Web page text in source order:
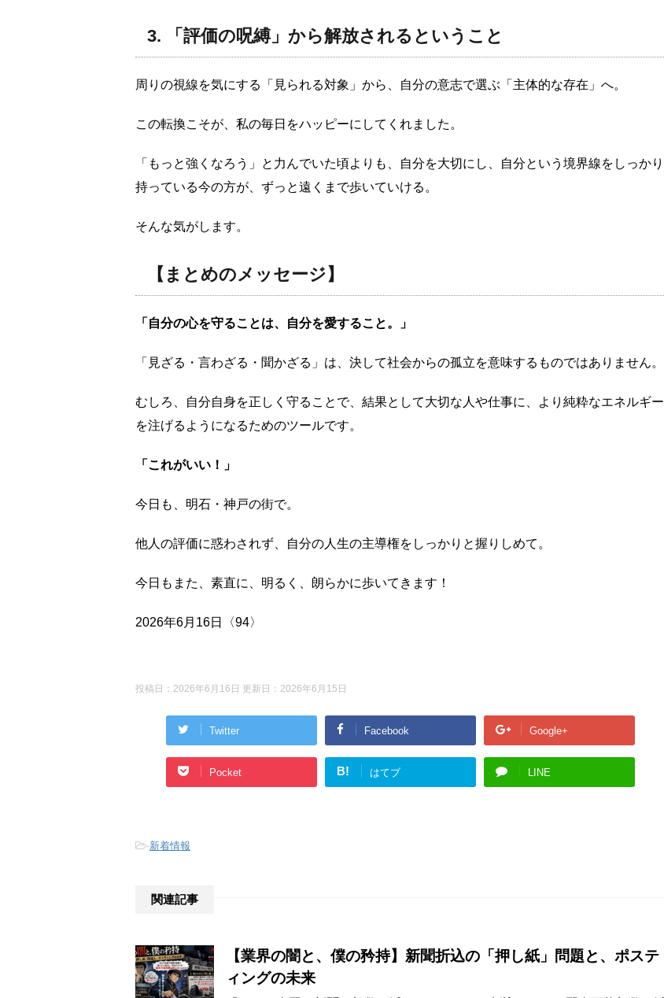
3. 「評価の呪縛」から解放されるということ
周りの視線を気にする「見られる対象」から、自分の意志で選ぶ「主体的な存在」へ。
この転換こそが、私の毎日をハッピーにしてくれました。
「もっと強くなろう」と力んでいた頃よりも、自分を大切にし、自分という境界線をしっかり
持っている今の方が、ずっと遠くまで歩いていける。
そんな気がします。
【まとめのメッセージ】
「自分の心を守ることは、自分を愛すること。」
「見ざる・言わざる・聞かざる」は、決して社会からの孤立を意味するものではありません。
むしろ、自分自身を正しく守ることで、結果として大切な人や仕事に、より純粋なエネルギー
を注げるようになるためのツールです。
「これがいい！」
今日も、明石・神戸の街で。
他人の評価に惑わされず、自分の人生の主導権をしっかりと握りしめて。
今日もまた、素直に、明るく、朗らかに歩いてきます！
2026年6月16日〈94〉
投稿日：2026年6月16日 更新日： 2026年6月15日
Twitter Facebook Google+
Pocket B! はてブ LINE
-新着情報
関連記事
【業界の闇と、僕の矜持】新聞折込の「押し紙」問題と、ポステ
ィングの未来